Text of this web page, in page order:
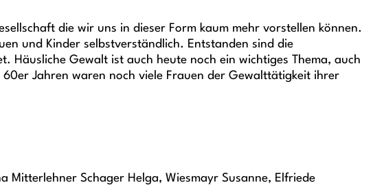
die wir uns in dieser Form kaum mehr vorstellen können.
und Kinder selbstverständlich. Entstanden sind die
Häusliche Gewalt ist auch heute noch ein wichtiges Thema, auch
Jahren waren noch viele Frauen der Gewalttätigkeit ihrer
Mitterlehner Schager Helga, Wiesmayr Susanne, Elfriede